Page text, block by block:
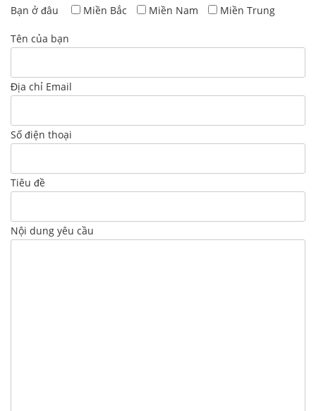
Bạn ở đâu
Miền Bắc Miền Nam Miền Trung
Tên của bạn
Địa chỉ Email
Số điện thoại
Tiêu đề
Nội dung yêu cầu